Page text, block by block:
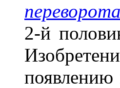
переворота
2-й
появлению